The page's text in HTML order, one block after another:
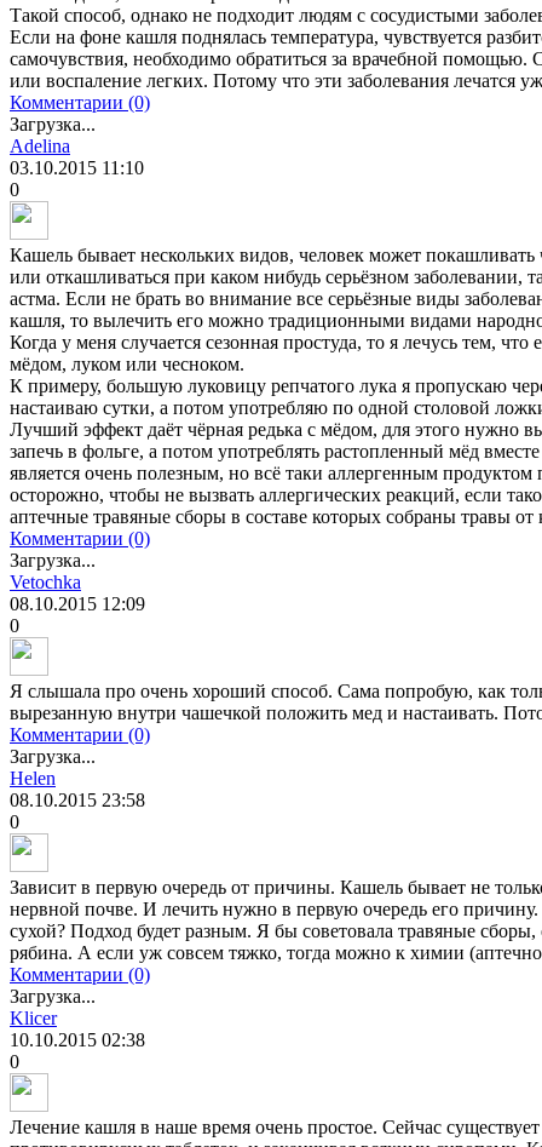
Такой способ, однако не подходит людям с сосудистыми
Если на фоне кашля поднялась температура, чувствуется
самочувствия, необходимо обратиться за врачебной помощью.
или воспаление легких. Потому что эти заболевания лечатся
Комментарии (0)
Загрузка...
Adelina
03.10.2015 11:10
0
Кашель бывает нескольких видов, человек может
или откашливаться при каком нибудь серьёзном заболевании,
астма. Если не брать во внимание все серьёзные виды
кашля, то вылечить его можно традиционными видами
Когда у меня случается сезонная простуда, то я лечусь тем,
мёдом, луком или чесноком.
К примеру, большую луковицу репчатого лука я пропускаю
настаиваю сутки, а потом употребляю по одной столовой
Лучший эффект даёт чёрная редька с мёдом, для этого нужно
запечь в фольге, а потом употреблять растопленный мёд
является очень полезным, но всё таки аллергенным
осторожно, чтобы не вызвать аллергических реакций, если
аптечные травяные сборы в составе которых собраны травы от
Комментарии (0)
Загрузка...
Vetochka
08.10.2015 12:09
0
Я слышала про очень хороший способ. Сама попробую, как
вырезанную внутри чашечкой положить мед и настаивать.
Комментарии (0)
Загрузка...
Helen
08.10.2015 23:58
0
Зависит в первую очередь от причины. Кашель бывает не
нервной почве. И лечить нужно в первую очередь его
сухой? Подход будет разным. Я бы советовала травяные
рябина. А если уж совсем тяжко, тогда можно к химии
Комментарии (0)
Загрузка...
Klicer
10.10.2015 02:38
0
Лечение кашля в наше время очень простое. Сейчас